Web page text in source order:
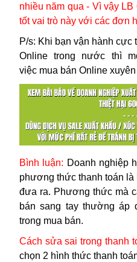
nhiều năm qua - Vì vậy
tốt vai trò này với các đơn
P/s: Khi bạn vận hành cực
Online trong nước thì
việc mua bán Online
Bình luận: Doanh nghiệp
phương thức thanh toán
đưa ra. Phương thức mà
bán sang tay thường áp
trong mua bán.
Cách sửa sai trong thanh
chọn 2 hình thức thanh